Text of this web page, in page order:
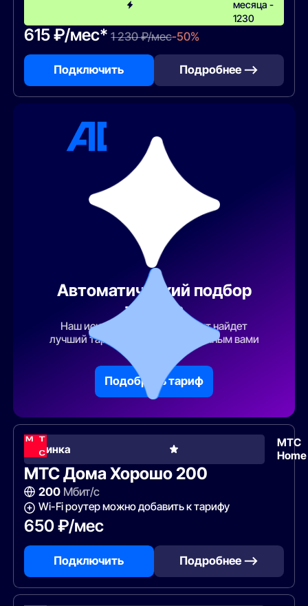
месяца -
1230
615 ₽/мес* 1 230 ₽/мес-50%
Подключить Подробнее —>
Автоматический подбор
тарифа
Наш искусственный интеллект найдет
лучший тарифный план по указанным вами
Подобрать тариф
Новинка
МТС
Home
МТС Дома Хорошо 200
200Мбит/с
Wi-Fi роутер можно добавить к тарифу
650 ₽/мес
Подключить Подробнее —>